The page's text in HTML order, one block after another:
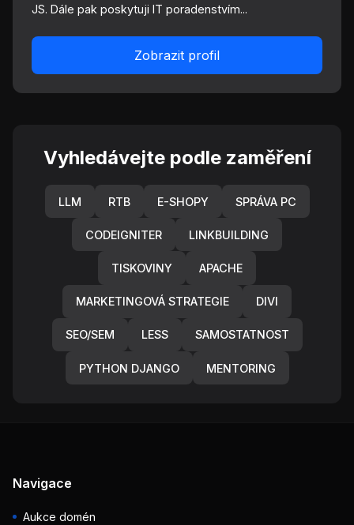
JS. Dále pak poskytuji IT poradenstvím...
Zobrazit profil
Vyhledávejte podle zaměření
LLM RTB E-SHOPY SPRÁVA PC
CODEIGNITER LINKBUILDING
TISKOVINY APACHE
MARKETINGOVÁ STRATEGIE DIVI
SEO/SEM LESS SAMOSTATNOST
PYTHON DJANGO MENTORING
Navigace
Aukce domén